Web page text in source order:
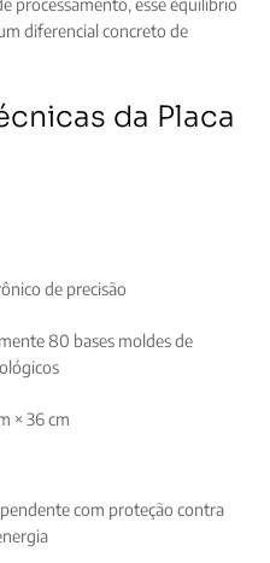
processamento, esse equilíbrio
diferencial concreto de
da Placa
de precisão
80 bases moldes de
× 36 cm
com proteção contra